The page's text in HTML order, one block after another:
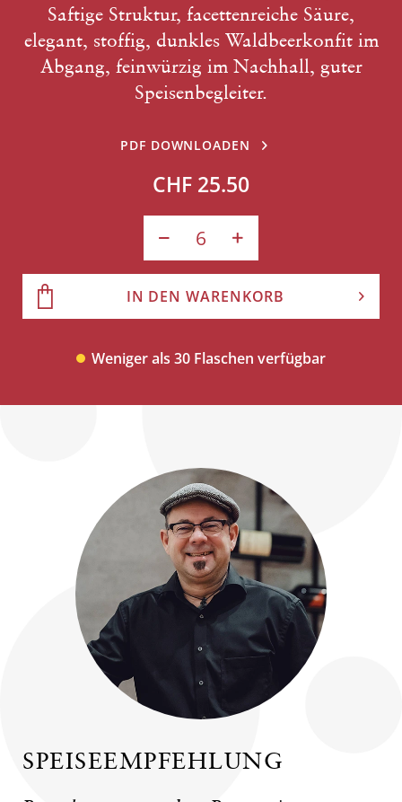
Saftige Struktur, facettenreiche Säure,
elegant, stoffig, dunkles Waldbeerkonfit im
Abgang, feinwürzig im Nachhall, guter
Speisenbegleiter.
PDF DOWNLOADEN
CHF 25.50
IN DEN WARENKORB
Weniger als 30 Flaschen verfügbar
SPEISEEMPFEHLUNG